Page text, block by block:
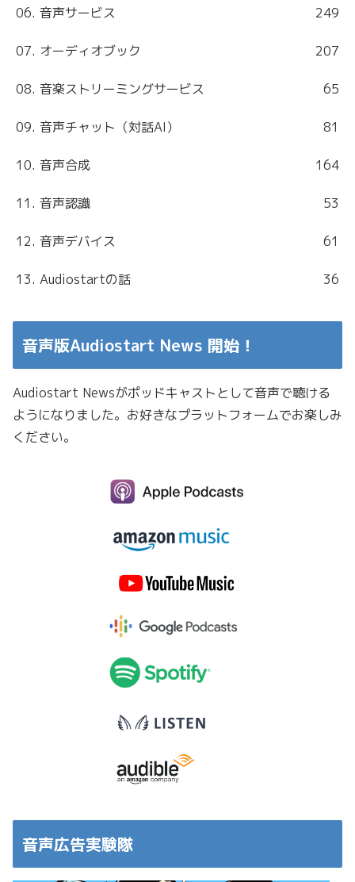
06. 音声サービス 249
07. オーディオブック 207
08. 音楽ストリーミングサービス 65
09. 音声チャット（対話AI） 81
10. 音声合成 164
11. 音声認識 53
12. 音声デバイス 61
13. Audiostartの話 36
音声版Audiostart News 開始！
Audiostart Newsがポッドキャストとして音声で聴ける
ようになりました。お好きなプラットフォームでお楽しみ
ください。
音声広告実験隊